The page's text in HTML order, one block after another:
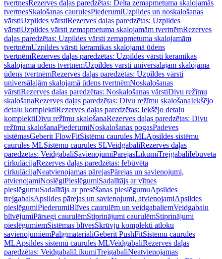
tvertnesRezerves daļas paredzētas: Delta zemapmetuma skalojamās
tvertnesSkalošanas caurulesPiederumiUzpildes un noskalošanas
vārstiUzpildes vārstiRezerves daļas paredzētas: Uzpildes
vārstiUzpildes vārsti zemapmetuma skalojamām tvertnēmRezerves
daļas paredzētas: Uzpildes vārsti zemapmetuma skalojamām
tvertnēmUzpildes vārsti keramikas skalojamā ūdens
tvertnēmRezerves daļas paredzētas: Uzpildes vārsti keramikas
skalojamā ūdens tvertnēmUzpildes vārsti universālajām skalojamā
ūdens tvertnēmRezerves daļas paredzētas: Uzpildes vārsti
universālajām skalojamā ūdens tvertnēmNoskalošanas
vārstiRezerves daļas paredzētas: Noskalošanas vārstiDivu režīmu
skalošanaRezerves daļas paredzētas: Divu režīmu skalošanaIekšējo
detaļu komplektiRezerves daļas paredzētas: Iekšējo detaļu
komplektiDivu režīmu skalošanaRezerves daļas paredzētas: Divu
režīmu skalošanaPiederumiNoskalošanas pogasPadeves
sistēmasGeberit FlowFitSistēmu caurules MLApsildes sistēmu
caurules MLSistēmu caurules SLVeidgabaliRezerves daļas
paredzētas: VeidgabaliSavienojumiPārejasLīkumiTrejgabaliIebūvēta
cirkulācijaRezerves daļas paredzētas: Iebūvēta
cirkulācijaNeatvienojamas pārejasPārejas un savienojumi,
atvienojamiNoslēgiPieslēgumiSadalītājs ar vītnes
pieslēgumuSadalītājs ar presēšanas pieslēgumuApsildes
trejgabalsApsildes pārejas un savienojumi, atvienojamiApsildes
pieslēgumiPiederumiBlīves caurulēm un veidgabaliemVeidgabalu
blīvējumiPārsegi caurulēmStiprinājumi caurulēmStiprinājumi
pieslēgumiemSistēmas blīvesSkrūvju komplekti atloku
savienojumiemPalīgmateriāliGeberit PushFitSistēmu caurules
MLApsildes sistēmu caurules MLVeidgabaliRezerves daļas
paredzētas: VeidgabaliLīkumiTrejgabaliNeatvienojamas